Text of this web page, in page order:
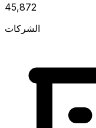
45,872
الشركات